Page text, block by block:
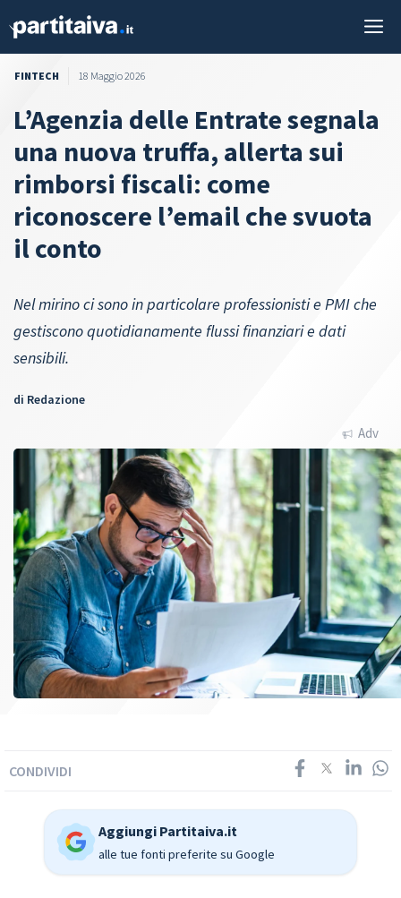
FINTECH 18 Maggio 2026
L’Agenzia delle Entrate segnala
una nuova truffa, allerta sui
rimborsi fiscali: come
riconoscere l’email che svuota
il conto
Nel mirino ci sono in particolare professionisti e PMI che
gestiscono quotidianamente flussi finanziari e dati
sensibili.
di Redazione
Adv
CONDIVIDI
Aggiungi Partitaiva.it
alle tue fonti preferite su Google